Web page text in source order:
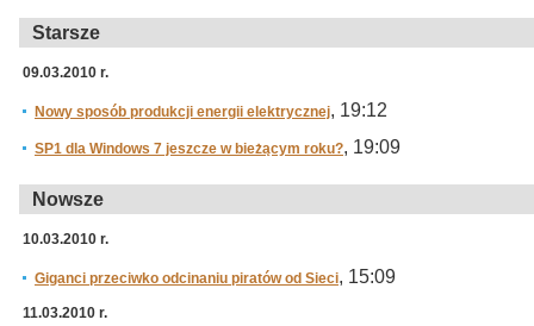
Starsze
09.03.2010 r.
Nowy sposób produkcji energii elektrycznej, 19:12
SP1 dla Windows 7 jeszcze w bieżącym roku?, 19:09
Nowsze
10.03.2010 r.
Giganci przeciwko odcinaniu piratów od Sieci, 15:09
11.03.2010 r.